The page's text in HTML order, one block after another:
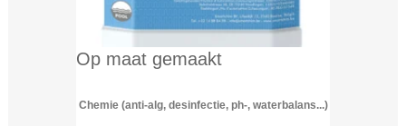
Op maat gemaakt
Chemie (anti-alg, desinfectie, ph-, waterbalans...)